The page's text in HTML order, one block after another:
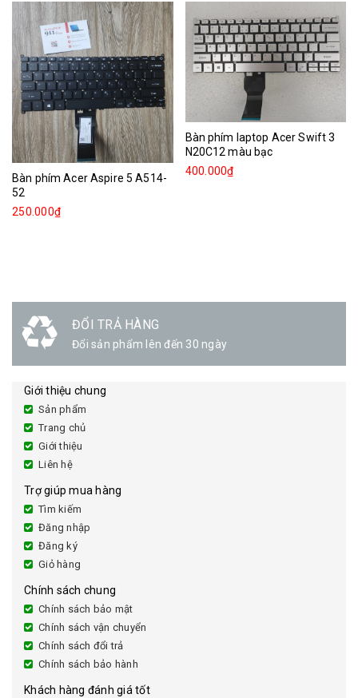
Bàn phím Acer Aspire 5 A514-
52
250.000₫
Bàn phím laptop Acer Swift 3
N20C12 màu bạc
400.000₫
ĐỔI TRẢ HÀNG
Đổi sản phẩm lên đến 30 ngày
Giới thiệu chung
Sản phẩm
Trang chủ
Giới thiệu
Liên hệ
Trợ giúp mua hàng
Tìm kiếm
Đăng nhập
Đăng ký
Giỏ hàng
Chính sách chung
Chính sách bảo mật
Chính sách vận chuyển
Chính sách đổi trả
Chính sách bảo hành
Khách hàng đánh giá tốt